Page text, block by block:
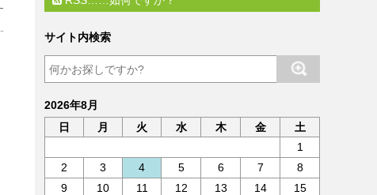
サイト内検索
2026年8月
日
月 火 水 木 金
土
1
2
3 4 5 6 7
8
9
10 11 12 13 14
15